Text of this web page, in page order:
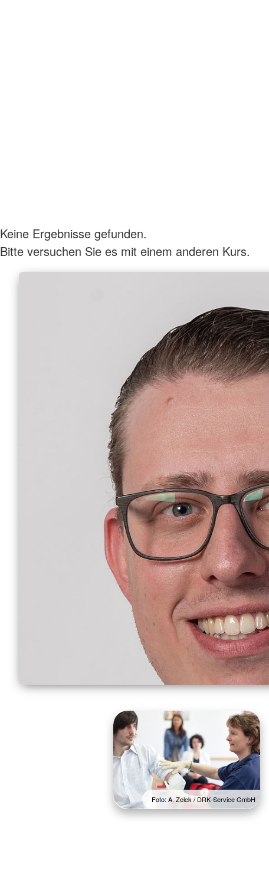
Keine Ergebnisse gefunden.
Bitte versuchen Sie es mit einem anderen Kurs.
Foto: A. Zelck / DRK-Service GmbH